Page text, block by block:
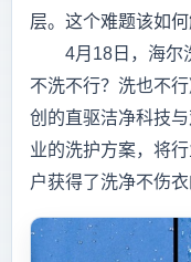
层。这个难题该如何
4月18日，海尔洗
不洗不行？洗也不
创的直驱洁净科技
业的洗护方案，将
户获得了洗净不伤衣